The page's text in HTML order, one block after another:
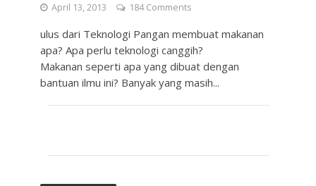
April 13, 2013 184 Comments
ulus dari Teknologi Pangan membuat makanan
apa? Apa perlu teknologi canggih?
Makanan seperti apa yang dibuat dengan
bantuan ilmu ini? Banyak yang masih...